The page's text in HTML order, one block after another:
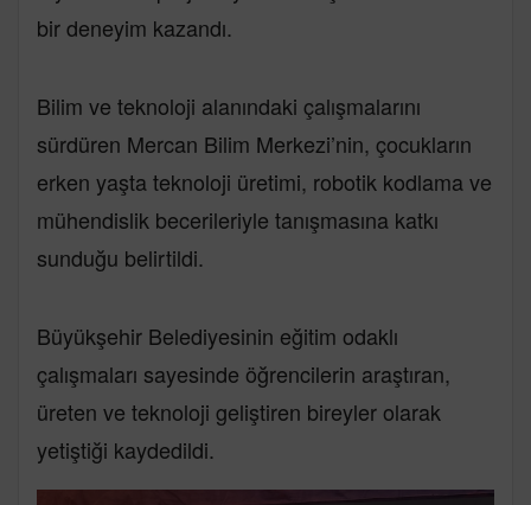
bir deneyim kazandı.
Bilim ve teknoloji alanındaki çalışmalarını
sürdüren Mercan Bilim Merkezi’nin, çocukların
erken yaşta teknoloji üretimi, robotik kodlama ve
mühendislik becerileriyle tanışmasına katkı
sunduğu belirtildi.
Büyükşehir Belediyesinin eğitim odaklı
çalışmaları sayesinde öğrencilerin araştıran,
üreten ve teknoloji geliştiren bireyler olarak
yetiştiği kaydedildi.